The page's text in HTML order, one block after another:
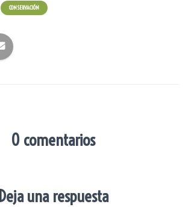
CONSERVACIÓN
0 comentarios
Deja una respuesta